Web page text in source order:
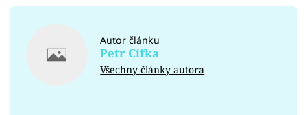
Autor článku
Petr Cífka
Všechny články autora